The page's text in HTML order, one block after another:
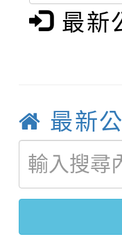
賽實
比賽
轉知
畫影
劇比
表
轉知
敬師
【甄
學年
【甄
最新
最新